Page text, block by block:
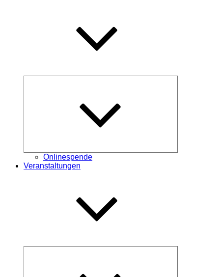
Onlinespende
Veranstaltungen